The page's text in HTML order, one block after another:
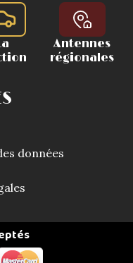
Antennes
régionales
données